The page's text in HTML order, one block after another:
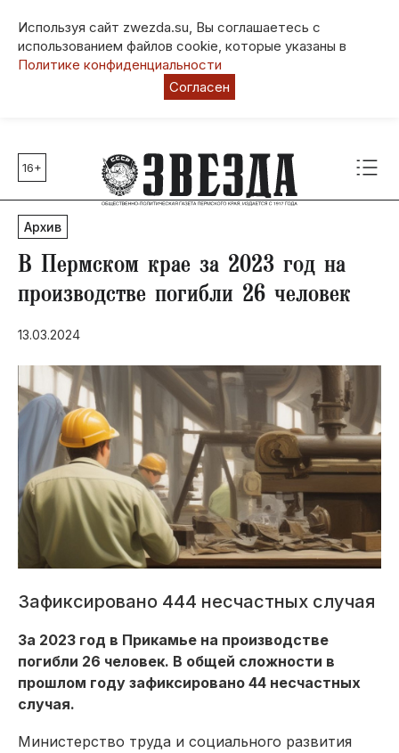
Используя сайт zwezda.su, Вы соглашаетесь с
использованием файлов cookie, которые указаны в
Политике конфиденциальности
Согласен
Главные темы
80 лет Победы
Молодежная столица РФ
СВО
Выборы в Пермском крае
Социальная поддержка
Инфраструктура
Благоустройство
16+
Архив
В Пермском крае за 2023 год на
производстве погибли 26 человек
13.03.2024
Зафиксировано 444 несчастных случая
За 2023 год в Прикамье на производстве
погибли 26 человек. В общей сложности в
прошлом году зафиксировано 44 несчастных
случая.
Министерство труда и социального развития